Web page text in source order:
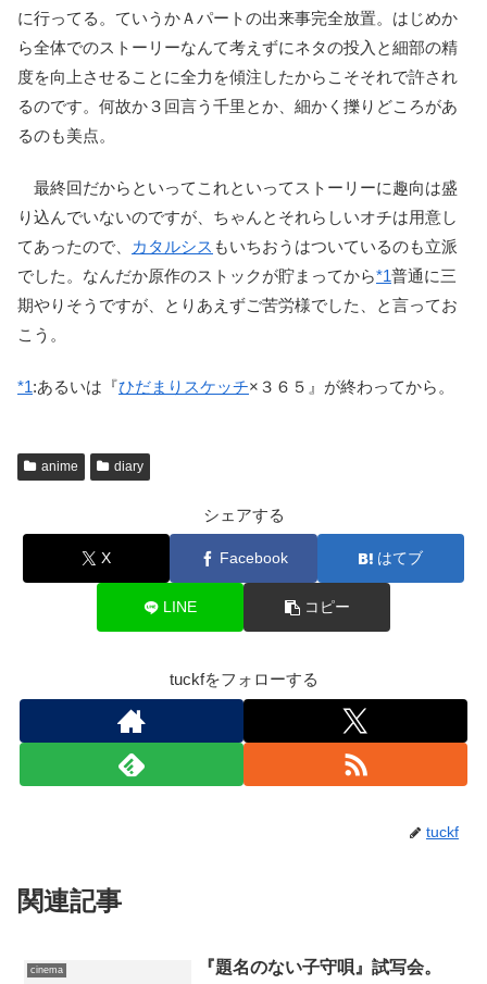
に行ってる。ていうかＡパートの出来事完全放置。はじめか
ら全体でのストーリーなんて考えずにネタの投入と細部の精
度を向上させることに全力を傾注したからこそそれで許され
るのです。何故か３回言う千里とか、細かく擽りどころがあ
るのも美点。
最終回だからといってこれといってストーリーに趣向は盛
り込んでいないのですが、ちゃんとそれらしいオチは用意し
てあったので、
カタルシス もいちおうはついているのも立派
でした。なんだか原作のストックが貯まってから*1普通に三
期やりそうですが、とりあえずご苦労様でした、と言ってお
こう。
*1:あるいは『ひだまりスケッチ×３６５』が終わってから。
anime diary
シェアする
X Facebook はてブ
LINE コピー
tuckfをフォローする
tuckf
関連記事
cinema 『題名のない子守唄』試写会。